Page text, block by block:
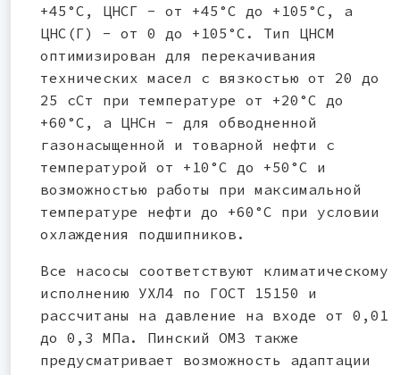
+45°C, ЦНСГ - от +45°C до +105°C, а
ЦНС(Г) - от 0 до +105°C. Тип ЦНСМ
оптимизирован для перекачивания
технических масел с вязкостью от 20 до
25 сСт при температуре от +20°C до
+60°C, а ЦНСн - для обводненной
газонасыщенной и товарной нефти с
температурой от +10°C до +50°C и
возможностью работы при максимальной
температуре нефти до +60°C при условии
охлаждения подшипников.
Все насосы соответствуют климатическому
исполнению УХЛ4 по ГОСТ 15150 и
рассчитаны на давление на входе от 0,01
до 0,3 МПа. Пинский ОМЗ также
предусматривает возможность адаптации